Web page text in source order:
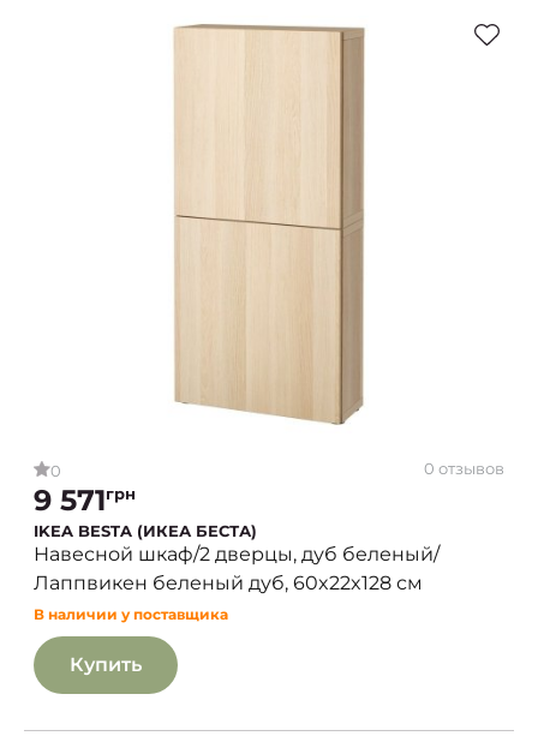
0 0 отзывов
9 571грн
IKEA BESTA (ИКЕА БЕСТА)
Навесной шкаф/2 дверцы, дуб беленый/
Лаппвикен беленый дуб, 60x22x128 см
В наличии у поставщика
Купить